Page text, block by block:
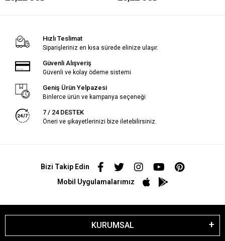
Hızlı Teslimat
Siparişleriniz en kısa sürede elinize ulaşır.
Güvenli Alışveriş
Güvenli ve kolay ödeme sistemi
Geniş Ürün Yelpazesi
Binlerce ürün ve kampanya seçeneği
7 / 24 DESTEK
Öneri ve şikayetlerinizi bize iletebilirsiniz.
Bizi Takip Edin
Mobil Uygulamalarımız
KURUMSAL